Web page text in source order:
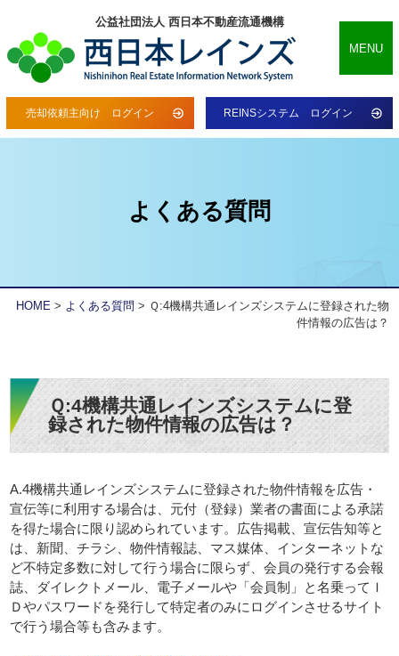
公益社団法人 西日本不動産流通機構
MENU
売却依頼主向け ログイン REINSシステム ログイン
よくある質問
HOME > よくある質問 > Ｑ:4機構共通レインズシステムに登録された物
件情報の広告は？
Ｑ:4機構共通レインズシステムに登
録された物件情報の広告は？
A.4機構共通レインズシステムに登録された物件情報を広告・
宣伝等に利用する場合は、元付（登録）業者の書面による承諾
を得た場合に限り認められています。広告掲載、宣伝告知等と
は、新聞、チラシ、物件情報誌、マス媒体、インターネットな
ど不特定多数に対して行う場合に限らず、会員の発行する会報
誌、ダイレクトメール、電子メールや「会員制」と名乗ってＩ
Ｄやパスワードを発行して特定者のみにログインさせるサイト
で行う場合等も含みます。